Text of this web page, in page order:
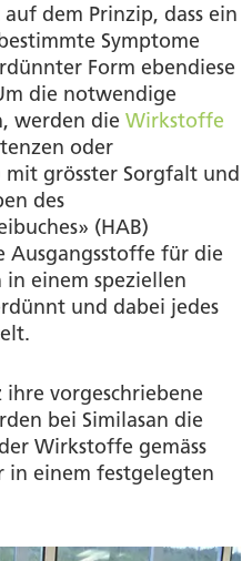
dem Prinzip, dass ein
Symptome
Form ebendiese
die notwendige
werden die Wirkstoffe
oder
grösster Sorgfalt und
des
(HAB)
Ausgangsstoffe für die
einem speziellen
und dabei jedes
vorgeschriebene
bei Similasan die
Wirkstoffe gemäss
in einem festgelegten